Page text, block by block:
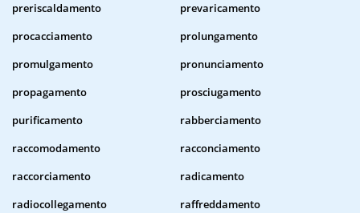
preriscaldamento
prevaricamento
procacciamento
prolungamento
promulgamento
pronunciamento
propagamento
prosciugamento
purificamento
rabberciamento
raccomodamento
racconciamento
raccorciamento
radicamento
radiocollegamento
raffreddamento